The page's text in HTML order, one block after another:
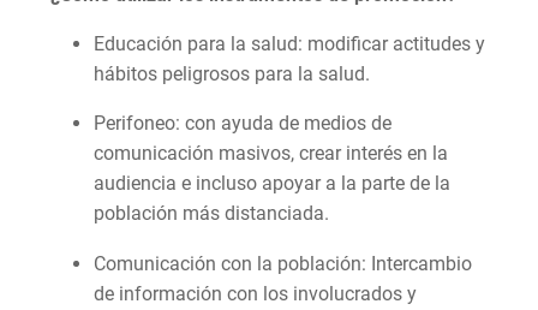
Educación para la salud: modificar actitudes y
hábitos peligrosos para la salud.
Perifoneo: con ayuda de medios de
comunicación masivos, crear interés en la
audiencia e incluso apoyar a la parte de la
población más distanciada.
Comunicación con la población: Intercambio
de información con los involucrados y